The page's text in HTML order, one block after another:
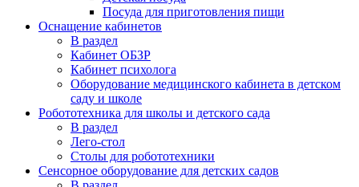
Посуда для приготовления пищи
Оснащение кабинетов
В раздел
Кабинет ОБЗР
Кабинет психолога
Оборудование медицинского кабинета в детском
саду и школе
Робототехника для школы и детского сада
В раздел
Лего-стол
Столы для робототехники
Сенсорное оборудование для детских садов